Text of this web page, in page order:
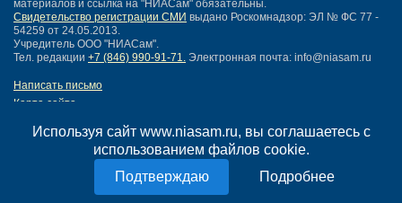
Используя сайт www.niasam.ru, вы соглашаетесь с
использованием файлов cookie.
Подробнее
материалов и ссылка на "НИАСам" обязательны.
Свидетельство регистрации СМИ выдано Роскомнадзор: ЭЛ № ФС 77 -
54259 от 24.05.2013.
Учредитель ООО "НИАСам".
Тел. редакции +7 (846) 990-91-71. Электронная почта: info@niasam.ru
Написать письмо
Карта сайта
Политика конфиденциальности
Согласие на обработку персональных данных